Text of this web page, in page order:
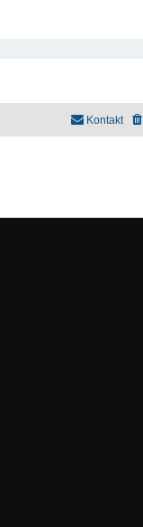
Kontakt